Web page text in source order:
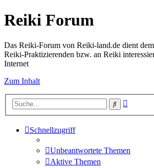
Reiki Forum
Das Reiki-Forum von Reiki-land.de dient
Reiki-Praktizierenden bzw. an Reiki
Internet
Zum Inhalt
Suche
Schnellzugriff
Unbeantwortete Themen
Aktive Themen